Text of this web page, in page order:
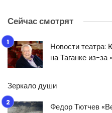
Сейчас смотрят
Новости
на Таганке из-за
Зеркало души
Федор Тютчев